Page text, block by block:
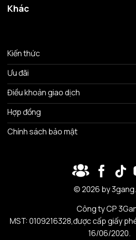
Khác
Kiến thức
Ưu đãi
Điều khoản giao dịch
Hợp đồng
Chính sách bảo mật
© 2026 by
Công ty CP
MST: 0109216328,được cấp giấy
16/06/2020.